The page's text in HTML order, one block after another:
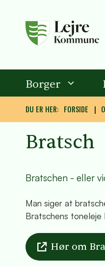
Borger
DU ER HER: FORSIDE
Bratsch
Bratschen - eller
Man siger at
Bratschens
Hør om